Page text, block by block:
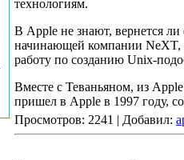
технологиям.
В Apple не знают, вернется
начинающей компании NeXT,
работу по созданию Unix-
Вместе с Теваньяном, из
пришел в Apple в 1997 году,
Просмотров: 2241 | Добавил: